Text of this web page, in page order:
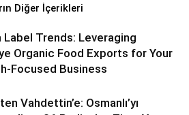
Diğer İçerikleri
Label Trends: Leveraging
Organic Food Exports for Your
Focused Business
Vahdettin’e: Osmanlı’yı